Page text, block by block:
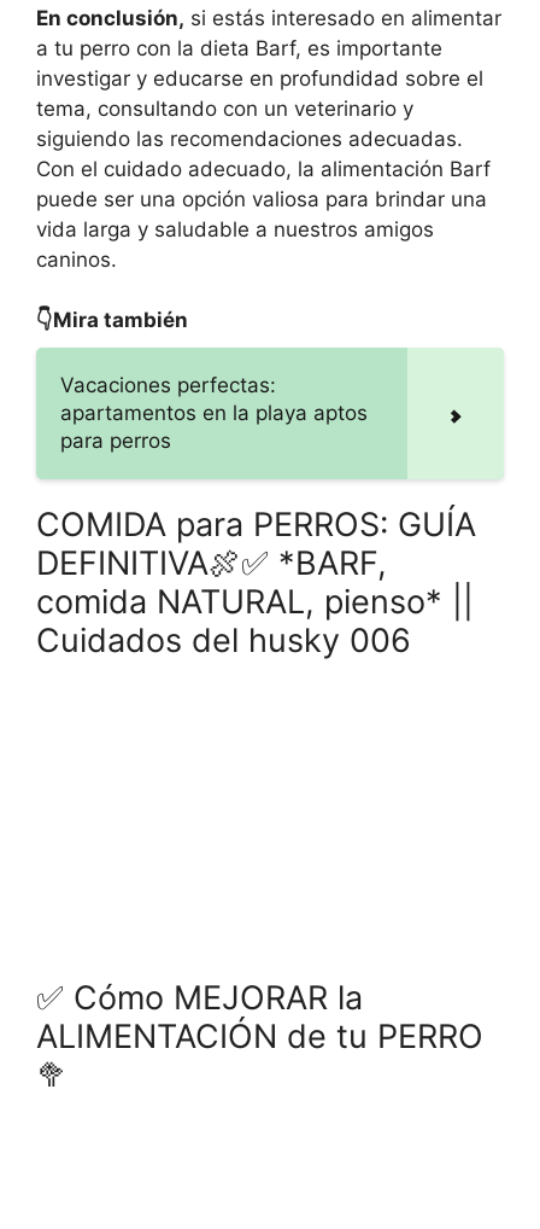
En conclusión, si estás interesado en alimentar
a tu perro con la dieta Barf, es importante
investigar y educarse en profundidad sobre el
tema, consultando con un veterinario y
siguiendo las recomendaciones adecuadas.
Con el cuidado adecuado, la alimentación Barf
puede ser una opción valiosa para brindar una
vida larga y saludable a nuestros amigos
caninos.
👇Mira también
Vacaciones perfectas:
apartamentos en la playa aptos
para perros
COMIDA para PERROS: GUÍA
DEFINITIVA🍖✅ *BARF,
comida NATURAL, pienso* ||
Cuidados del husky 006
✅ Cómo MEJORAR la
ALIMENTACIÓN de tu PERRO
🥦